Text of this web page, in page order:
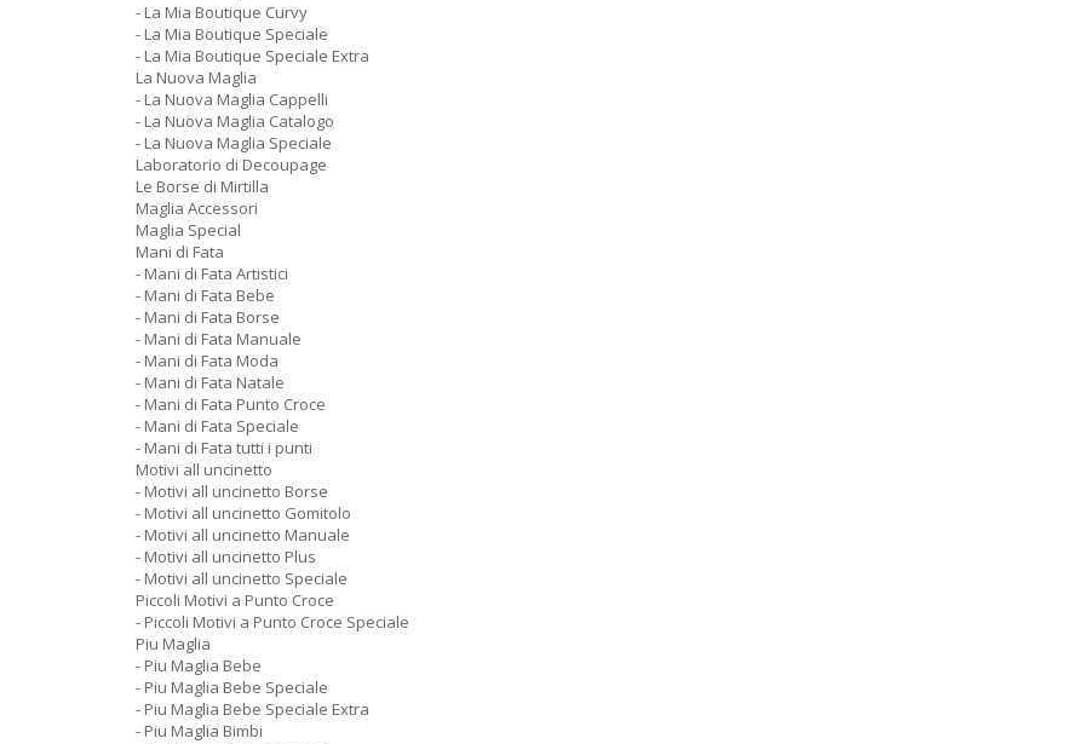
- La Mia Boutique Curvy
- La Mia Boutique Speciale
- La Mia Boutique Speciale Extra
La Nuova Maglia
- La Nuova Maglia Cappelli
- La Nuova Maglia Catalogo
- La Nuova Maglia Speciale
Laboratorio di Decoupage
Le Borse di Mirtilla
Maglia Accessori
Maglia Special
Mani di Fata
- Mani di Fata Artistici
- Mani di Fata Bebe
- Mani di Fata Borse
- Mani di Fata Manuale
- Mani di Fata Moda
- Mani di Fata Natale
- Mani di Fata Punto Croce
- Mani di Fata Speciale
- Mani di Fata tutti i punti
Motivi all uncinetto
- Motivi all uncinetto Borse
- Motivi all uncinetto Gomitolo
- Motivi all uncinetto Manuale
- Motivi all uncinetto Plus
- Motivi all uncinetto Speciale
Piccoli Motivi a Punto Croce
- Piccoli Motivi a Punto Croce Speciale
Piu Maglia
- Piu Maglia Bebe
- Piu Maglia Bebe Speciale
- Piu Maglia Bebe Speciale Extra
- Piu Maglia Bimbi